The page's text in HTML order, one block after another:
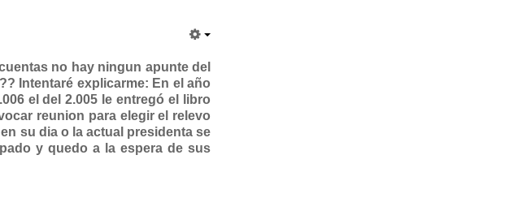
no hay ningun apunte del
Intentaré explicarme: En el año
el del 2.005 le entregó el libro
reunion para elegir el relevo
su dia o la actual presidenta se
y quedo a la espera de sus